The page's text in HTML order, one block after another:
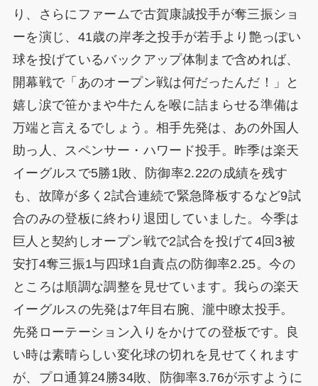
り、さらにファームで古賀康誠投手が奪三振ショ
ーを演じ、41歳の岸孝之投手が若手より艶っぽい
球を投げているバックアップ体制まで含めれば、
開幕戦で「あのオープン戦は何だったんだ！」と
嬉し涙で笹かまや牛たんを喉に詰まらせる準備は
万端と言えるでしょう。相手先発は、あの外国人
助っ人、スペンサー・ハワード投手。昨季は楽天
イーグルスで5勝1敗、防御率2.22の成績を残す
も、故障が多く2試合連続で緊急降板するなど9試
合のみの登板に終わり退団していました。今季は
巨人と契約しオープン戦で2試合を投げて4回3被
安打4奪三振1与四球1自責点の防御率2.25。今の
ところは順調な調整を見せています。我らの楽天
イーグルスの先発は7年目右腕、瀧中瞭太投手。
先発ローテーション入りをかけての登板です。良
い時は素晴らしい変化球の切れを見せてくれます
が、プロ通算24勝34敗、防御率3.76が示すように